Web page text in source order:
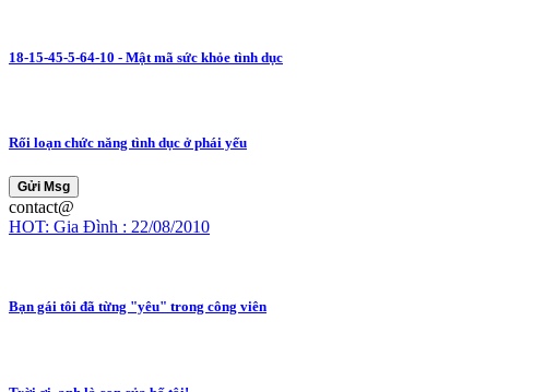
18-15-45-5-64-10 - Mật mã sức khỏe tình dục
Rối loạn chức năng tình dục ở phái yếu
Gửi Msg
contact@
HOT: Gia Đình : 22/08/2010
Bạn gái tôi đã từng "yêu" trong công viên